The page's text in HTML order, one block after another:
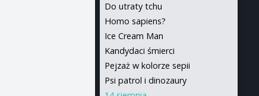
Do utraty tchu
Homo sapiens?
Ice Cream Man
Kandydaci śmierci
Pejzaż w kolorze sepii
Psi patrol i dinozaury